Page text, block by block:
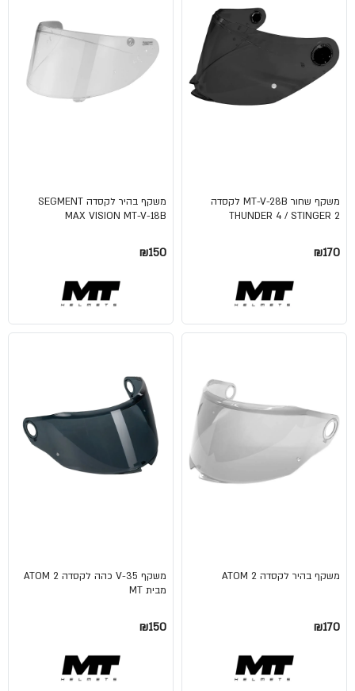
משקף שחור MT-V-28B לקסדה
THUNDER 4 / STINGER 2
₪170
משקף בהיר לקסדה SEGMENT
MAX VISION MT-V-18B
₪150
משקף בהיר לקסדה ATOM 2
₪170
משקף V-35 כהה לקסדה ATOM 2
מבית MT
₪150